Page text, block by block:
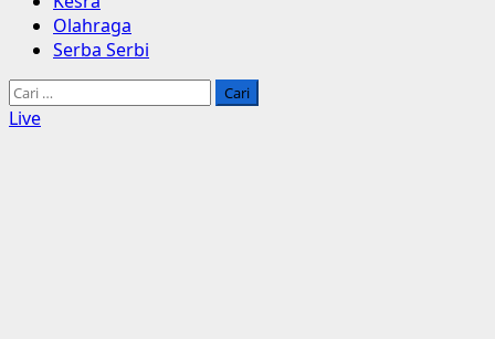
Olahraga
Serba Serbi
Cari
untuk:
Live